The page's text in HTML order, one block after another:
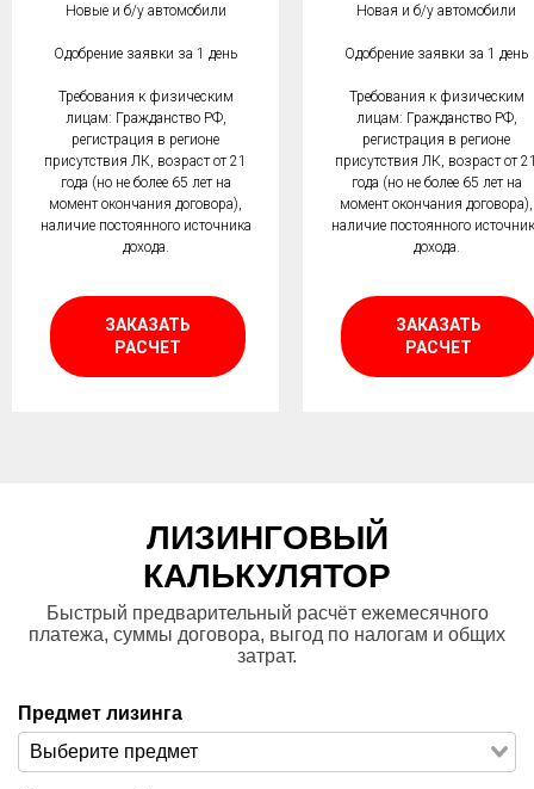
Новые и б/у автомобили
Одобрение заявки за 1 день
Требования к физическим
лицам: Гражданство РФ,
регистрация в регионе
присутствия ЛК, возраст от 21
года (но не более 65 лет на
момент окончания договора),
наличие постоянного источника
дохода.
ЗАКАЗАТЬ
РАСЧЕТ
Новая и б/у автомобили
Одобрение заявки за 1 день
Требования к физическим
лицам: Гражданство РФ,
регистрация в регионе
присутствия ЛК, возраст от
года (но не более 65 лет на
момент окончания договора),
наличие постоянного
дохода.
ЗАКАЗАТЬ
РАСЧЕТ
ЛИЗИНГОВЫЙ
КАЛЬКУЛЯТОР
Быстрый предварительный расчёт ежемесячного
платежа, суммы договора, выгод по налогам и общих
затрат.
Предмет лизинга